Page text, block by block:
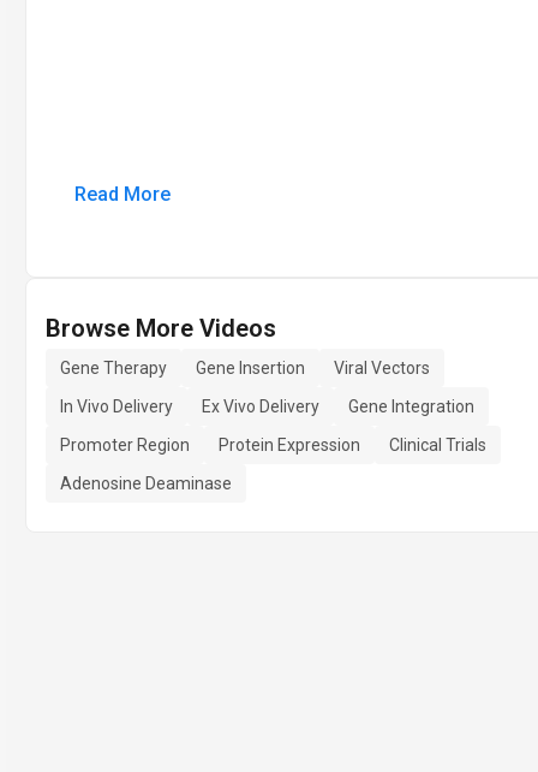
Read More
Browse More Videos
Gene Therapy Gene Insertion
Viral Vectors
In Vivo Delivery
Ex Vivo Delivery
Gene Integration
Promoter Region
Protein Expression
Clinical Trials
Adenosine Deaminase